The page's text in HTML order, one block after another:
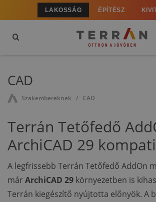
LAKOSSÁG ÉPÍTÉSZ
CAD
Szakembereknek CAD
Terrán Tetőfedő
ArchiCAD 29
A legfrissebb Terrán Tetőfedő AddOn
már ArchiCAD 29 környezetben is
Terrán kiegészítő nyújtotta előnyök. A